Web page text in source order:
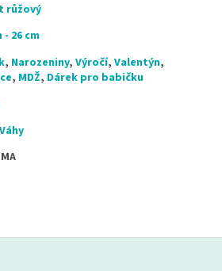
růžový
- 26 cm
, Narozeniny, Výročí, Valentýn,
, MDŽ, Dárek pro babičku
Váhy